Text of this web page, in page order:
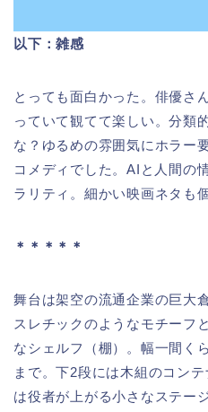
以下：雑感
とっても面白かった。俳優さ
っていて観てて楽しい。分類
な？ゆるめの雰囲気にホラー
コメディでした。AIと人間の
ラリティ。細かい映画ネタも
＊＊＊＊＊
舞台は架空の流通企業の巨大
スレチックのようなモチーフ
なシェルフ（棚）。幅一間く
まで。下2段には木組のコン
は役者が上がる小さなステー